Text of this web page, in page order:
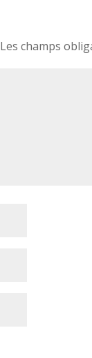
Les champs